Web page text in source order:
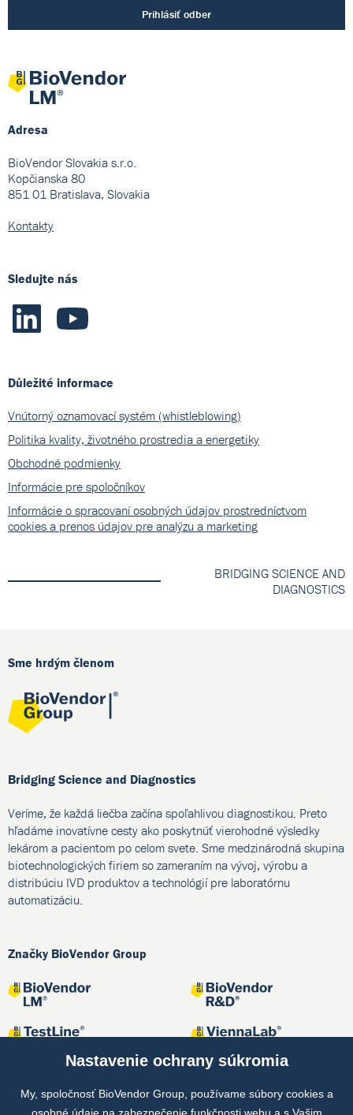
Prihlásiť odber
Adresa
BioVendor Slovakia s.r.o.
Kopčianska 80
851 01 Bratislava, Slovakia
Kontakty
Sledujte nás
Důležité informace
Vnútorný oznamovací systém (whistleblowing)
Politika kvality, životného prostredia a energetiky
Obchodné podmienky
Informácie pre spoločníkov
Informácie o spracovaní osobných údajov prostredníctvom
cookies a prenos údajov pre analýzu a marketing
BRIDGING SCIENCE AND
DIAGNOSTICS
Sme hrdým členom
Bridging Science and Diagnostics
Veríme, že každá liečba začína spoľahlivou diagnostikou. Preto
hľadáme inovatívne cesty ako poskytnúť vierohodné výsledky
lekárom a pacientom po celom svete. Sme medzinárodná skupina
biotechnologických firiem so zameraním na vývoj, výrobu a
distribúciu IVD produktov a technológií pre laboratórnu
automatizáciu.
Značky BioVendor Group
Nastavenie ochrany súkromia
My, spoločnosť BioVendor Group, používame súbory cookies a